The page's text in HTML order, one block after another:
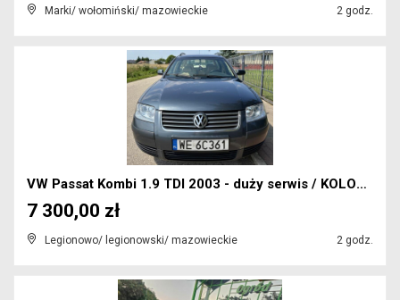
Marki/ wołomiński/ mazowieckie 2 godz.
VW Passat Kombi 1.9 TDI 2003 - duży serwis / KOLOR...
Legionowo/ legionowski/ mazowieckie 2 godz.
7 300,00 zł